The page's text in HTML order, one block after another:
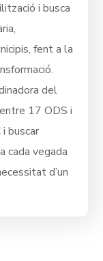
i busca
fent a la
del
17 ODS i
buscar
cada vegada
d’un